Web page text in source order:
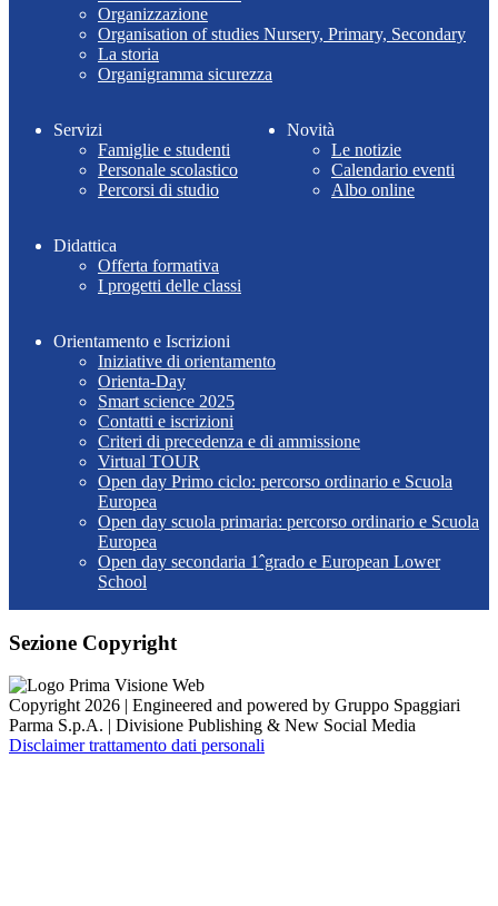
Organizzazione
Organisation of studies Nursery, Primary, Secondary
La storia
Organigramma sicurezza
Servizi
Famiglie e studenti
Personale scolastico
Percorsi di studio
Novità
Le notizie
Calendario eventi
Albo online
Didattica
Offerta formativa
I progetti delle classi
Orientamento e Iscrizioni
Iniziative di orientamento
Orienta-Day
Smart science 2025
Contatti e iscrizioni
Criteri di precedenza e di ammissione
Virtual TOUR
Open day Primo ciclo: percorso ordinario e Scuola
Europea
Open day scuola primaria: percorso ordinario e Scuola
Europea
Open day secondaria 1ˆgrado e European Lower
School
Sezione Copyright
Copyright 2026 | Engineered and powered by Gruppo Spaggiari
Parma S.p.A. | Divisione Publishing & New Social Media
Disclaimer trattamento dati personali